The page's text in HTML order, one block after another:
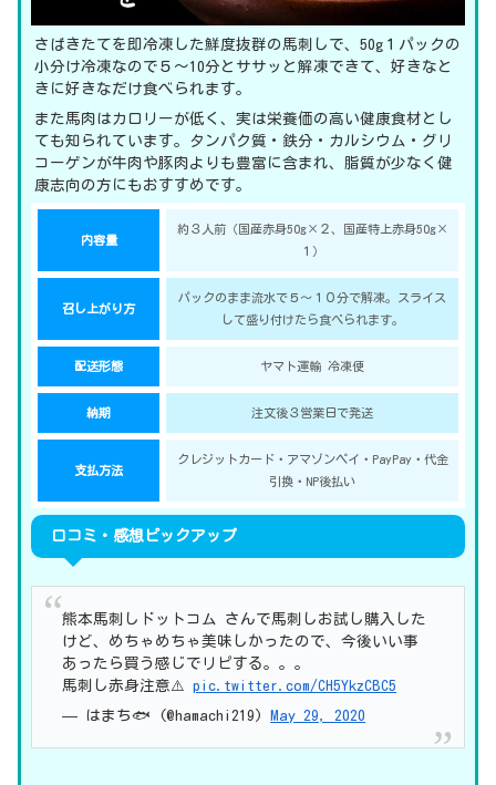
さばきたてを即冷凍した鮮度抜群の馬刺しで、50g１パックの
小分け冷凍なので５～10分とササッと解凍できて、好きなと
きに好きなだけ食べられます。
また馬肉はカロリーが低く、実は栄養価の高い健康食材とし
ても知られています。タンパク質・鉄分・カルシウム・グリ
コーゲンが牛肉や豚肉よりも豊富に含まれ、脂質が少なく健
康志向の方にもおすすめです。
内容量
約３人前（国産赤身50g×２、国産特上赤身50g×
１）
召し上がり方
パックのまま流水で５～１０分で解凍。スライス
して盛り付けたら食べられます。
配送形態 ヤマト運輸 冷凍便
納期 注文後３営業日で発送
支払方法
クレジットカード・アマゾンペイ・PayPay・代金
引換・NP後払い
口コミ・感想ピックアップ
熊本馬刺しドットコム さんで馬刺しお試し購入した
けど、めちゃめちゃ美味しかったので、今後いい事
あったら買う感じでリピする。。。
馬刺し赤身注意⚠️pic.twitter.com/CH5YkzCBC5
— はまち🐟 (@hamachi219)May 29, 2020